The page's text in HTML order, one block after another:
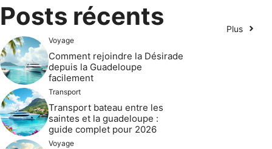
Posts récents Plus
Voyage
Comment rejoindre la Désirade
depuis la Guadeloupe
facilement
Transport
Transport bateau entre les
saintes et la guadeloupe :
guide complet pour 2026
Voyage